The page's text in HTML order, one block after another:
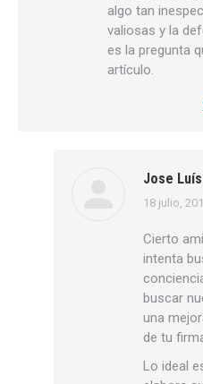
algo tan
valiosas y la
es la pregunta
artículo.
Jose
dice:
18 julio,
Cierto
intenta
buscar
una
de tu
Lo ideal